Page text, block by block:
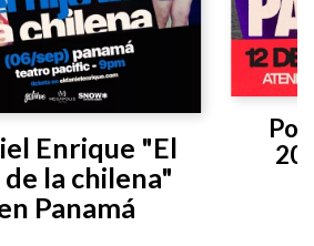
Enrique "El
la chilena"
Panamá